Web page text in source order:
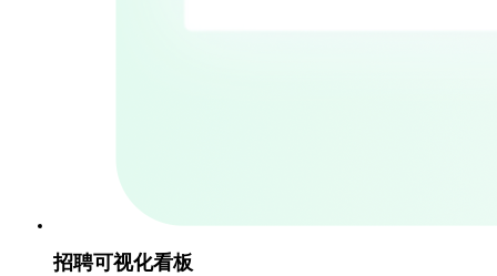
招聘可视化看板